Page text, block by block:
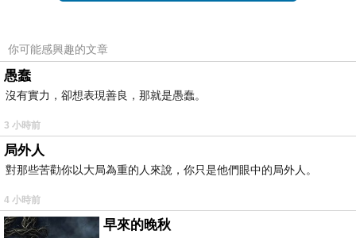
你可能感興趣的文章
愚蠢
沒有實力，卻想表現善良，那就是愚蠢。
3 小時前
局外人
對那些苦勸你以大局為重的人來說，你只是他們眼中的局外人。
4 小時前
早來的晚秋